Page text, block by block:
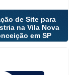
de Site para
na Vila Nova
em SP